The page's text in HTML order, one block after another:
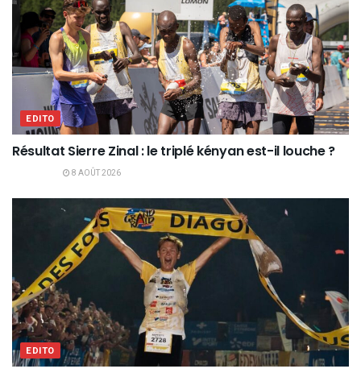
EDITO
Résultat Sierre Zinal : le triplé kényan est-il louche ?
8 AOÛT 2026
EDITO